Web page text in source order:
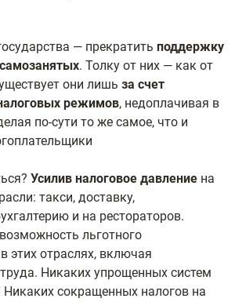
— прекратить поддержку
. Толку от них — как от
они лишь за счет
режимов, недоплачивая в
по-сути то же самое, что и
Усилив налоговое давление на
такси, доставку,
и на рестораторов.
льготного
этих отраслях, включая
Никаких упрощенных систем
Никаких сокращенных налогов на